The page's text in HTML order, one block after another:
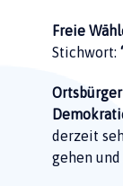
Freie
Stichwort:
derzeit
gehen